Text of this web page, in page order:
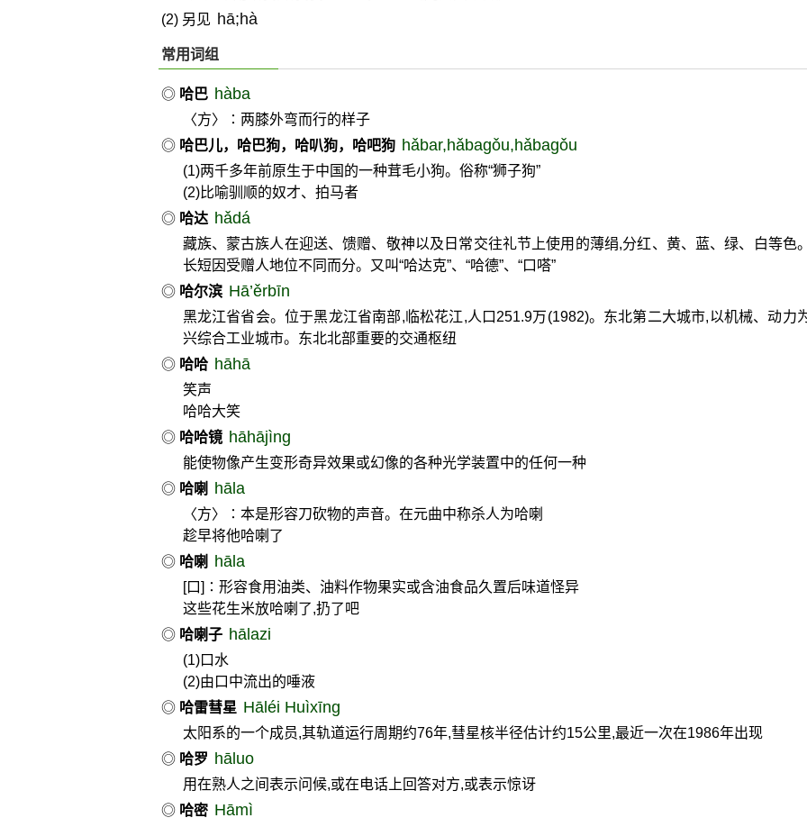
(2) 另见 hā;hà
常用词组
◎ 哈巴 hàba
〈方〉∶两膝外弯而行的样子
◎ 哈巴儿，哈巴狗，哈叭狗，哈吧狗 hǎbar,hǎbagǒu,hǎbagǒu
(1)两千多年前原生于中国的一种茸毛小狗。俗称“狮子狗”
(2)比喻驯顺的奴才、拍马者
◎ 哈达 hǎdá
藏族、蒙古族人在迎送、馈赠、敬神以及日常交往礼节上使用的薄绢,分红、黄、蓝、绿、白等色
长短因受赠人地位不同而分。又叫“哈达克”、“哈德”、“口嗒”
◎ 哈尔滨 Hā’ěrbīn
黑龙江省省会。位于黑龙江省南部,临松花江,人口251.9万(1982)。东北第二大城市,以机械、动力
兴综合工业城市。东北北部重要的交通枢纽
◎ 哈哈 hāhā
笑声
哈哈大笑
◎ 哈哈镜 hāhājìng
能使物像产生变形奇异效果或幻像的各种光学装置中的任何一种
◎ 哈喇 hāla
〈方〉∶本是形容刀砍物的声音。在元曲中称杀人为哈喇
趁早将他哈喇了
◎ 哈喇 hāla
[口]∶形容食用油类、油料作物果实或含油食品久置后味道怪异
这些花生米放哈喇了,扔了吧
◎ 哈喇子 hālazi
(1)口水
(2)由口中流出的唾液
◎ 哈雷彗星 Hāléi Huìxīng
太阳系的一个成员,其轨道运行周期约76年,彗星核半径估计约15公里,最近一次在1986年出现
◎ 哈罗 hāluo
用在熟人之间表示问候,或在电话上回答对方,或表示惊讶
◎ 哈密 Hāmì